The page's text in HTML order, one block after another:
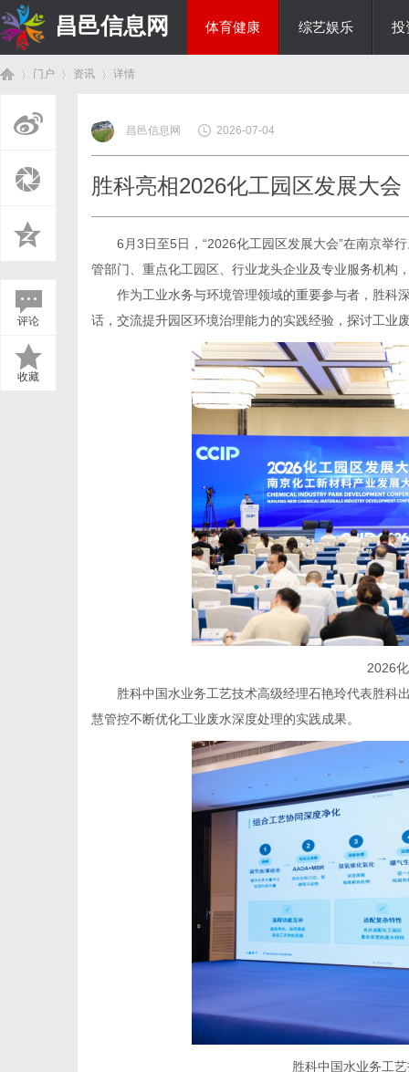
昌邑信息网 体育健康 综艺娱乐 投
门户 资讯
›
详情
评论
收藏
昌邑信息网 2026-07-04
胜科亮相2026化工园区发展大
6月3日至5日，“2026化工园区发展大会”在南京举行
管部门、重点化工园区、行业龙头企业及专业服务机构
作为工业水务与环境管理领域的重要参与者，胜科
话，交流提升园区环境治理能力的实践经验，探讨工业
2026化
胜科中国水业务工艺技术高级经理石艳玲代表胜科出
慧管控不断优化工业废水深度处理的实践成果。
胜科中国水业务工